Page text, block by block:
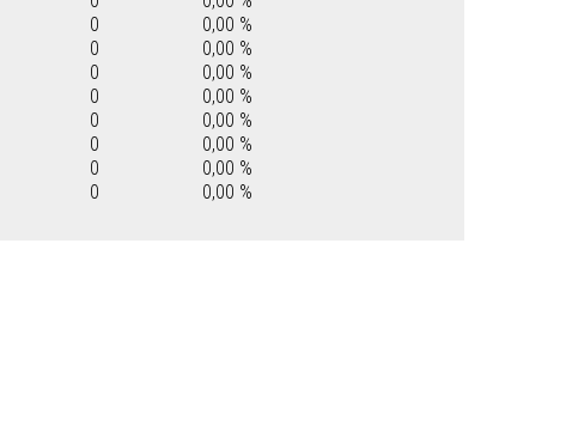
0
0,00 %
0
0,00 %
0
0,00 %
0
0,00 %
0
0,00 %
0
0,00 %
0
0,00 %
0 0,00 %